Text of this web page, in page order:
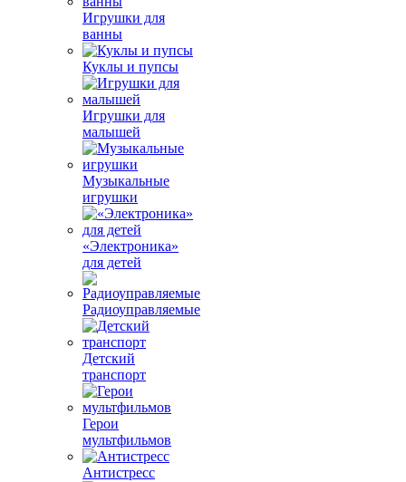
Игрушки для
ванны
Куклы и пупсы
Игрушки для
малышей
Музыкальные
игрушки
«Электроника»
для детей
Радиоуправляемые
Детский
транспорт
Герои
мультфильмов
Антистресс